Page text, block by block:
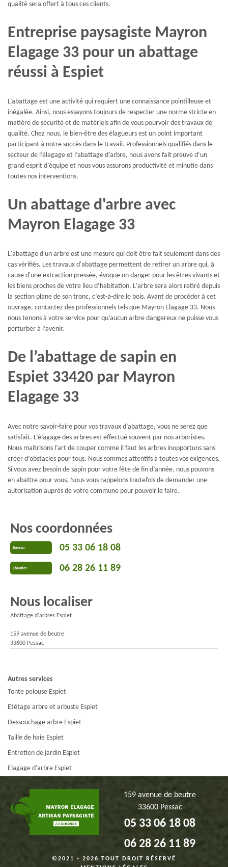
qualité sera offert à tous ces clients.
Entreprise paysagiste Mayron
Elagage 33 pour un abattage
réussi à Espiet
L’abattage est une activité qui requiert une connaissance pointilleuse et
inégalée. Ainsi, nous essayons toujours de respecter une norme stricte en
matière de sécurité et de matériels afin de vous pourvoir des travaux de
qualité. Chez nous, le bien-être des élagueurs est un point important
participant à notre succès dans le travail. Professionnels qualifiés dans le
secteur de l’élagage et l’abattage d’arbre, nous avons fait preuve d’un
grand esprit d’équipe et nous vous assurons productivité et minutie dans
toutes nos interventions.
Un abattage d'arbre avec
Mayron Elagage 33
L'abattage d'un arbre est une mesure qui doit être fait seulement dans des
cas vérifiés. Les travaux d'abattage permettent de retirer un arbre qui, à
cause d'une extraction pressée, évoque un danger pour les êtres vivants et
les biens proches de votre lieu d’habitation. L'arbre sera alors retiré depuis
la section plane de son tronc, c’est-à-dire le bois. Avant de procéder à cet
ouvrage, contactez des professionnels tels que Mayron Elagage 33. Nous
nous tenons à votre service pour qu’aucun arbre dangereux ne puisse vous
perturber à l’avenir.
De l’abattage de sapin en
Espiet 33420 par Mayron
Elagage 33
Avec notre savoir-faire pour vos travaux d’abattage, vous ne serez que
satisfait. L’élagage des arbres est effectué souvent par nos arboristes.
Nous maitrisons l’art de couper comme il faut les arbres inopportuns sans
créer d’obstacles pour tous. Nous sommes attentifs à toutes vos exigences.
Si vous avez besoin de sapin pour votre fête de fin d’année, nous pouvons
en abattre pour vous. Nous vous rappelons toutefois de demander une
autorisation auprès de votre commune pour pouvoir le faire.
Nos coordonnées
Bureau 05 33 06 18 08
Chantier 06 28 26 11 89
Nous localiser
Abattage d'arbres Espiet
159 avenue de beutre
33600 Pessac
Autres services
Tonte pelouse Espiet
Etêtage arbre et arbuste Espiet
Dessouchage arbre Espiet
Taille de haie Espiet
Entretien de jardin Espiet
Elagage d'arbre Espiet
159 avenue de beutre
33600 Pessac
05 33 06 18 08
06 28 26 11 89
©2021 - 2026 TOUT DROIT RÉSERVÉ